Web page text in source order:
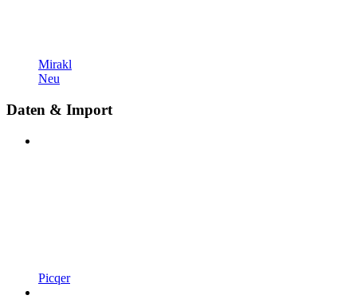
Mirakl
Neu
Daten & Import
Picqer